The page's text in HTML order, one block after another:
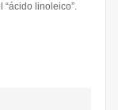
linoleico”.